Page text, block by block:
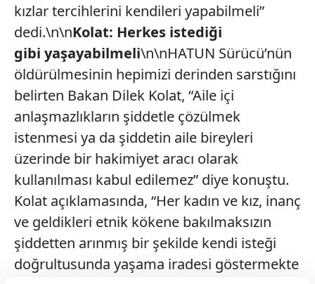
kızlar tercihlerini kendileri yapabilmeli”
dedi.\n\nKolat: Herkes istediği
gibi yaşayabilmeli\n\nHATUN Sürücü’nün
öldürülmesinin hepimizi derinden sarstığını
belirten Bakan Dilek Kolat, “Aile içi
anlaşmazlıkların şiddetle çözülmek
istenmesi ya da şiddetin aile bireyleri
üzerinde bir hakimiyet aracı olarak
kullanılması kabul edilemez” diye konuştu.
Kolat açıklamasında, “Her kadın ve kız, inanç
ve geldikleri etnik kökene bakılmaksızın
şiddetten arınmış bir şekilde kendi isteği
doğrultusunda yaşama iradesi göstermekte